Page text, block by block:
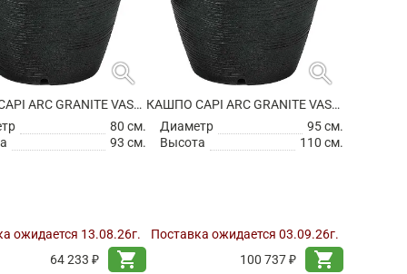
search
КАШПО CAPI ARC GRANITE VASE ELEGANT BLACK
80 см.
93 см.
ожидается 13.08.26г.
64 233 ₽
shopping_cart
search
КАШПО CAPI ARC GRANITE VASE ELEGANT BLACK
Диаметр
95 см.
Высота
110 см.
Поставка ожидается 03.09.26г.
100 737 ₽
shopping_cart